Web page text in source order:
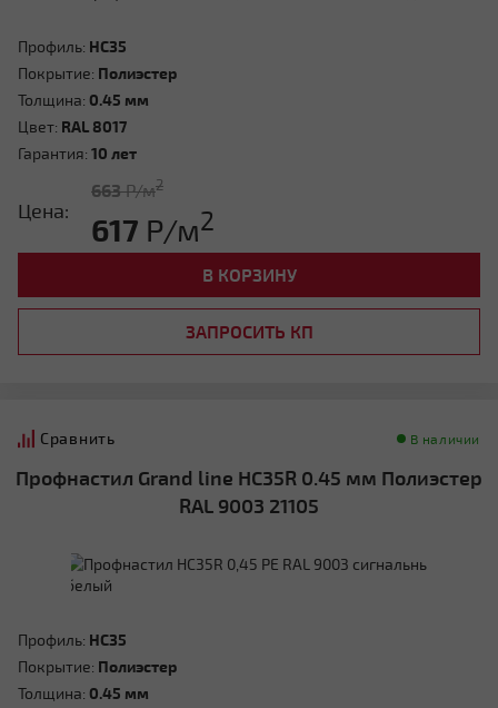
Профиль: HC35
Покрытие: Полиэстер
Толщина: 0.45 мм
Цвет: RAL 8017
Гарантия: 10 лет
Цена:
663Р/м2
617 Р/м2
В КОРЗИНУ
ЗАПРОСИТЬ КП
Сравнить В наличии
Профнастил Grand line HC35R 0.45 мм Полиэстер
RAL 9003 21105
Профиль: HC35
Покрытие: Полиэстер
Толщина: 0.45 мм